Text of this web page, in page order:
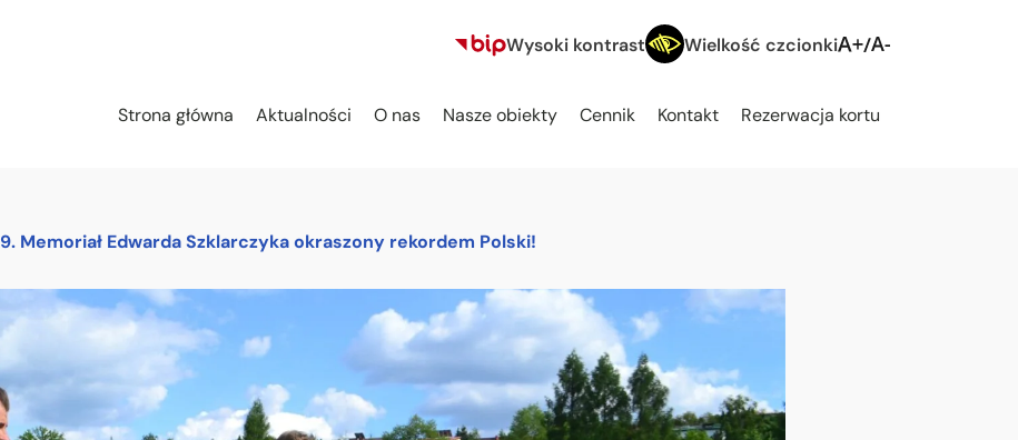
Wysoki kontrast Wielkość czcionki
Strona główna Aktualności O nas Nasze obiekty Cennik Kontakt Rezerwacja kortu
9. Memoriał Edwarda Szklarczyka okraszony rekordem Polski!